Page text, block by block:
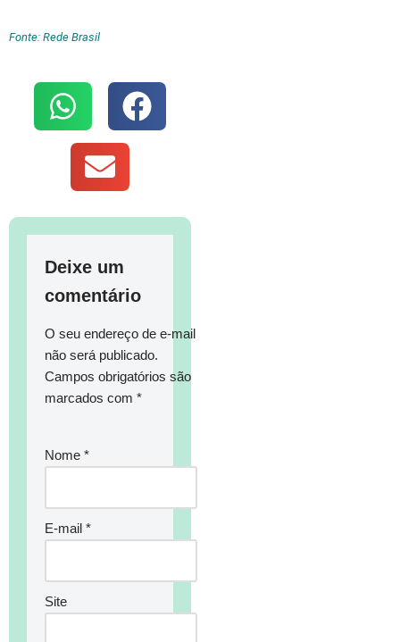
Fonte: Rede Brasil
Deixe um
comentário
O seu endereço de e-mail
não será publicado.
Campos obrigatórios são
marcados com *
Nome *
E-mail *
Site